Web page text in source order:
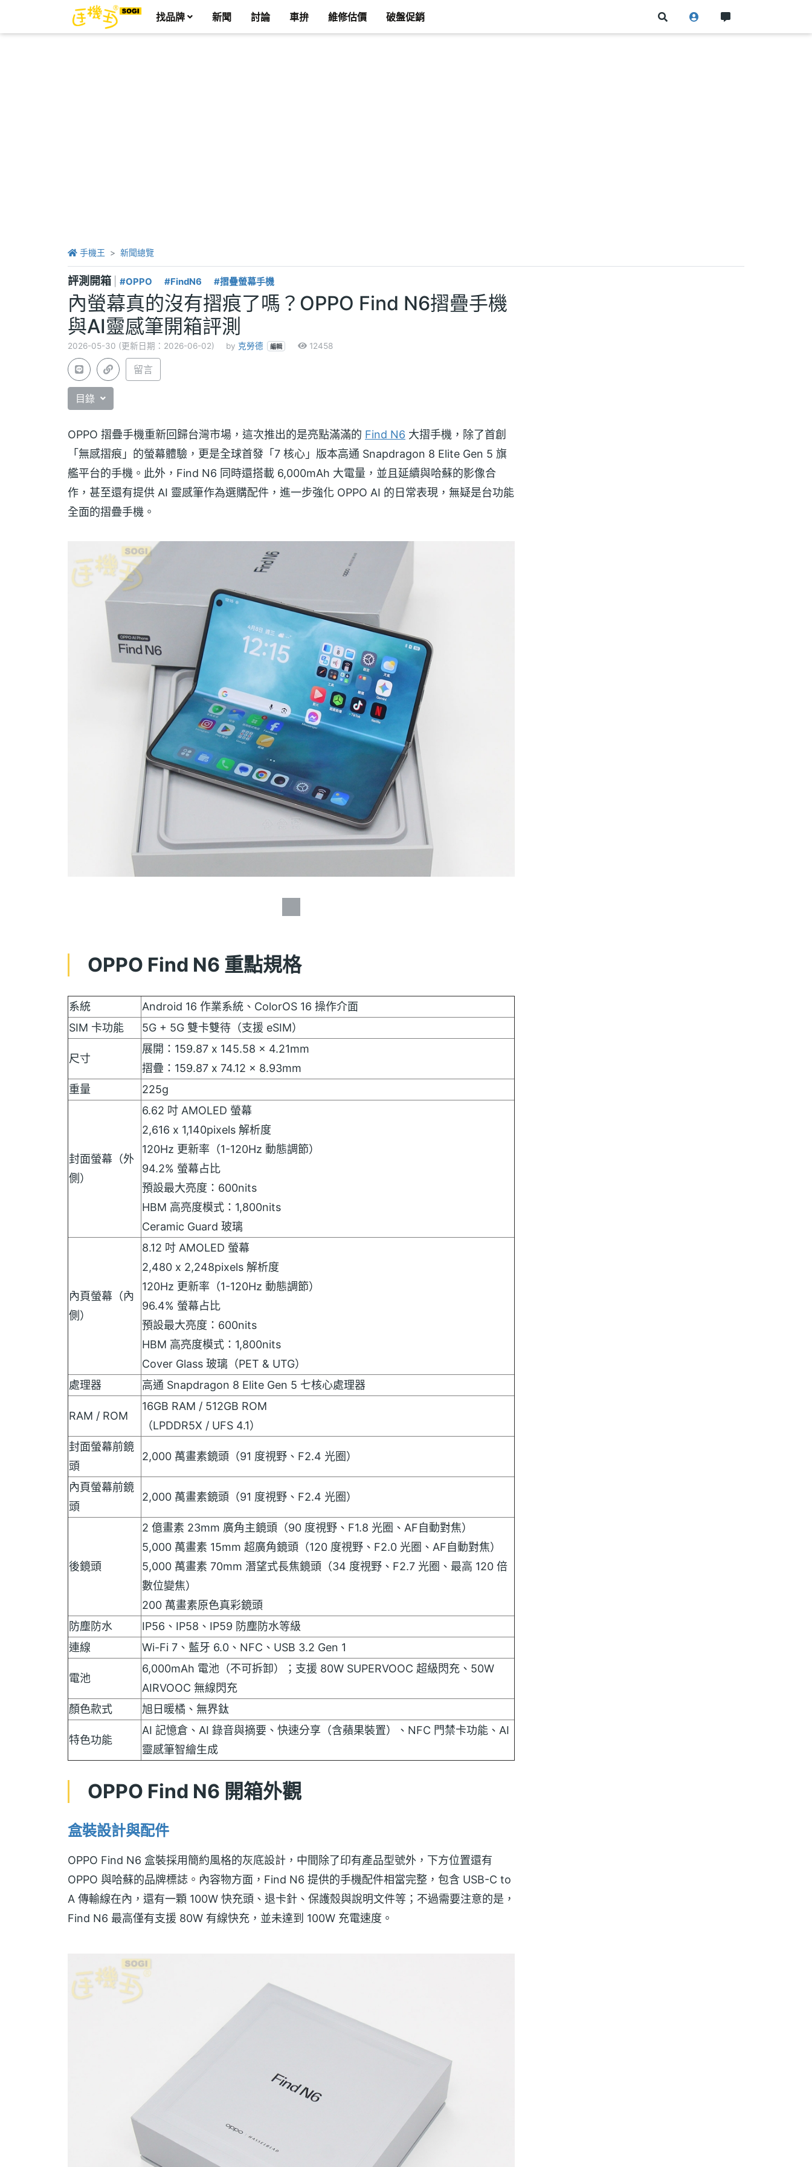
找品牌 新聞 討論 車拚 維修估價 破盤促銷
手機王 新聞總覽
評測開箱 #OPPO #FindN6 #摺疊螢幕手機
內螢幕真的沒有摺痕了嗎？OPPO Find N6摺疊手機
與AI靈感筆開箱評測
2026-05-30 (更新日期：2026-06-02) by 克勞德 編輯 12458
留言
目錄
OPPO 摺疊手機重新回歸台灣市場，這次推出的是亮點滿滿的 Find N6 大摺手機，除了首創
「無感摺痕」的螢幕體驗，更是全球首發「7 核心」版本高通 Snapdragon 8 Elite Gen 5 旗
艦平台的手機。此外，Find N6 同時還搭載 6,000mAh 大電量，並且延續與哈蘇的影像合
作，甚至還有提供 AI 靈感筆作為選購配件，進一步強化 OPPO AI 的日常表現，無疑是台功能
全面的摺疊手機。
OPPO Find N6 重點規格
系統
Android 16 作業系統、ColorOS 16 操作介面
SIM 卡功能
5G + 5G 雙卡雙待（支援 eSIM）
尺寸
展開：159.87 x 145.58 x 4.21mm
摺疊：159.87 x 74.12 x 8.93mm
重量
225g
封面螢幕（外
側）
6.62 吋 AMOLED 螢幕
2,616 x 1,140pixels 解析度
120Hz 更新率（1-120Hz 動態調節）
94.2% 螢幕占比
預設最大亮度：600nits
HBM 高亮度模式：1,800nits
Ceramic Guard 玻璃
內頁螢幕（內
側）
8.12 吋 AMOLED 螢幕
2,480 x 2,248pixels 解析度
120Hz 更新率（1-120Hz 動態調節）
96.4% 螢幕占比
預設最大亮度：600nits
HBM 高亮度模式：1,800nits
Cover Glass 玻璃（PET & UTG）
處理器
高通 Snapdragon 8 Elite Gen 5 七核心處理器
RAM / ROM
16GB RAM / 512GB ROM
（LPDDR5X / UFS 4.1）
封面螢幕前鏡
頭
2,000 萬畫素鏡頭（91 度視野、F2.4 光圈）
內頁螢幕前鏡
頭
2,000 萬畫素鏡頭（91 度視野、F2.4 光圈）
後鏡頭
2 億畫素 23mm 廣角主鏡頭（90 度視野、F1.8 光圈、AF自動對焦）
5,000 萬畫素 15mm 超廣角鏡頭（120 度視野、F2.0 光圈、AF自動對焦）
5,000 萬畫素 70mm 潛望式長焦鏡頭（34 度視野、F2.7 光圈、最高 120 倍
數位變焦）
200 萬畫素原色真彩鏡頭
防塵防水
IP56、IP58、IP59 防塵防水等級
連線
Wi-Fi 7、藍牙 6.0、NFC、USB 3.2 Gen 1
電池
6,000mAh 電池（不可拆卸）；支援 80W SUPERVOOC 超級閃充、50W
AIRVOOC 無線閃充
顏色款式
旭日暖橘、無界鈦
特色功能
AI 記憶倉、AI 錄音與摘要、快速分享（含蘋果裝置）、NFC 門禁卡功能、AI
靈感筆智繪生成
OPPO Find N6 開箱外觀
盒裝設計與配件
OPPO Find N6 盒裝採用簡約風格的灰底設計，中間除了印有產品型號外，下方位置還有
OPPO 與哈蘇的品牌標誌。內容物方面，Find N6 提供的手機配件相當完整，包含 USB-C to
A 傳輸線在內，還有一顆 100W 快充頭、退卡針、保護殼與說明文件等；不過需要注意的是，
Find N6 最高僅有支援 80W 有線快充，並未達到 100W 充電速度。